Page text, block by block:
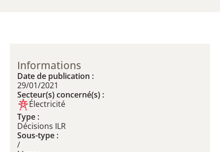
Informations
Date de publication :
29/01/2021
Secteur(s) concerné(s) :
Électricité
Type :
Décisions ILR
Sous-type :
/